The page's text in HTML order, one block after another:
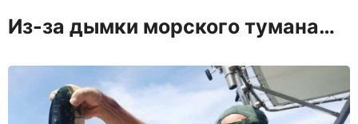
Из-за дымки морского тумана…